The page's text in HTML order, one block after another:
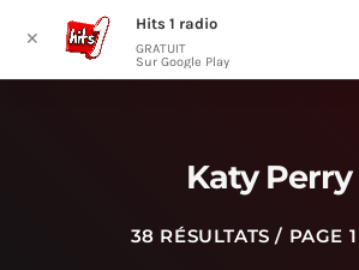
Katy Perry
38 RÉSULTATS / PAGE
✕
Hits 1 radio
GRATUIT
Sur Google Play